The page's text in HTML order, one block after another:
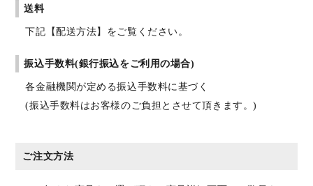
送料
下記【配送方法】をご覧ください。
振込手数料(銀行振込をご利用の場合)
各金融機関が定める振込手数料に基づく
(振込手数料はお客様のご負担とさせて頂きます。)
ご注文方法